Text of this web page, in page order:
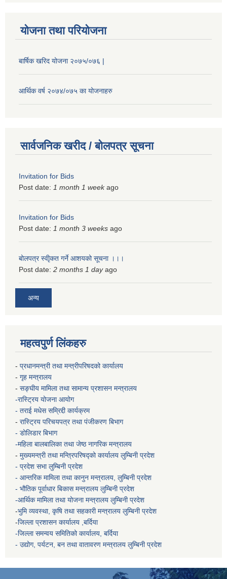
योजना तथा परियोजना
बार्षिक खरिद योजना २०७५/०७६ |
आर्थिक वर्ष २०७४/०७५ का योजनाहरु
सार्वजनिक खरीद / बोलपत्र सूचना
Invitation for Bids
Post date: 1 month 1 weekago
Invitation for Bids
Post date: 1 month 3 weeks ago
बोलपत्र स्वीृकत गर्ने आशयको सूचना ।।।
Post date: 2 months 1 dayago
अन्य
महत्वपुर्ण लिंकहरु
- प्रधानमन्त्री तथा मन्त्रीपरिषदको कार्यालय
- गृह मन्त्रालय
- सङ्घीय मामिला तथा सामान्य प्रशासन मन्त्रालय
-रास्ट्रिय योजना आयोग
- तराई मधेस सम्रिद्दी कार्यक्रम
- रास्ट्रिय परिचयपत्र तथा पंजीकरण बिभाग
- डोलिडार बिभाग
-महिला बालबालिका तथा जेष्ठ नागरिक मन्त्रालय
- मुख्यमन्त्री तथा मन्त्रिपरिषद्को कार्यालय लुम्बिनी प्रदेश
- प्रदेश सभा लुम्बिनी प्रदेश
- आन्तरिक मामिला तथा कानुन मन्त्रालय, लुम्बिनी प्रदेश
- भौतिक पूर्वाधार बिकास मन्त्रालय लुम्बिनी प्रदेश
-आर्थिक मामिला तथा योजना मन्त्रालय लुम्बिनी प्रदेश
-भुमि व्यवस्था, कृषि तथा सहकारी मन्त्रालय लुम्बिनी प्रदेश
-जिल्ला प्रशासन कार्यालय ,बर्दिया
-जिल्ला समन्वय समितिको कार्यालय, बर्दिया
- उद्योग, पर्यटन, बन तथा वातावरण मन्त्रालय लुम्बिनी प्रदेश